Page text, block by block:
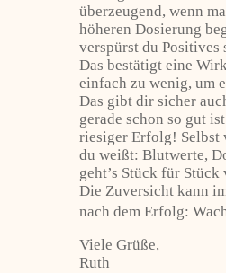
überzeugend, wenn
höheren Dosierung
verspürst du Positives
Das bestätigt eine
einfach zu wenig, um
Das gibt dir sicher
gerade schon so gut
riesiger Erfolg! Selbst
du weißt: Blutwerte,
geht’s Stück für Stück
Die Zuversicht kann
nach dem Erfolg:
Viele Grüße,
Ruth